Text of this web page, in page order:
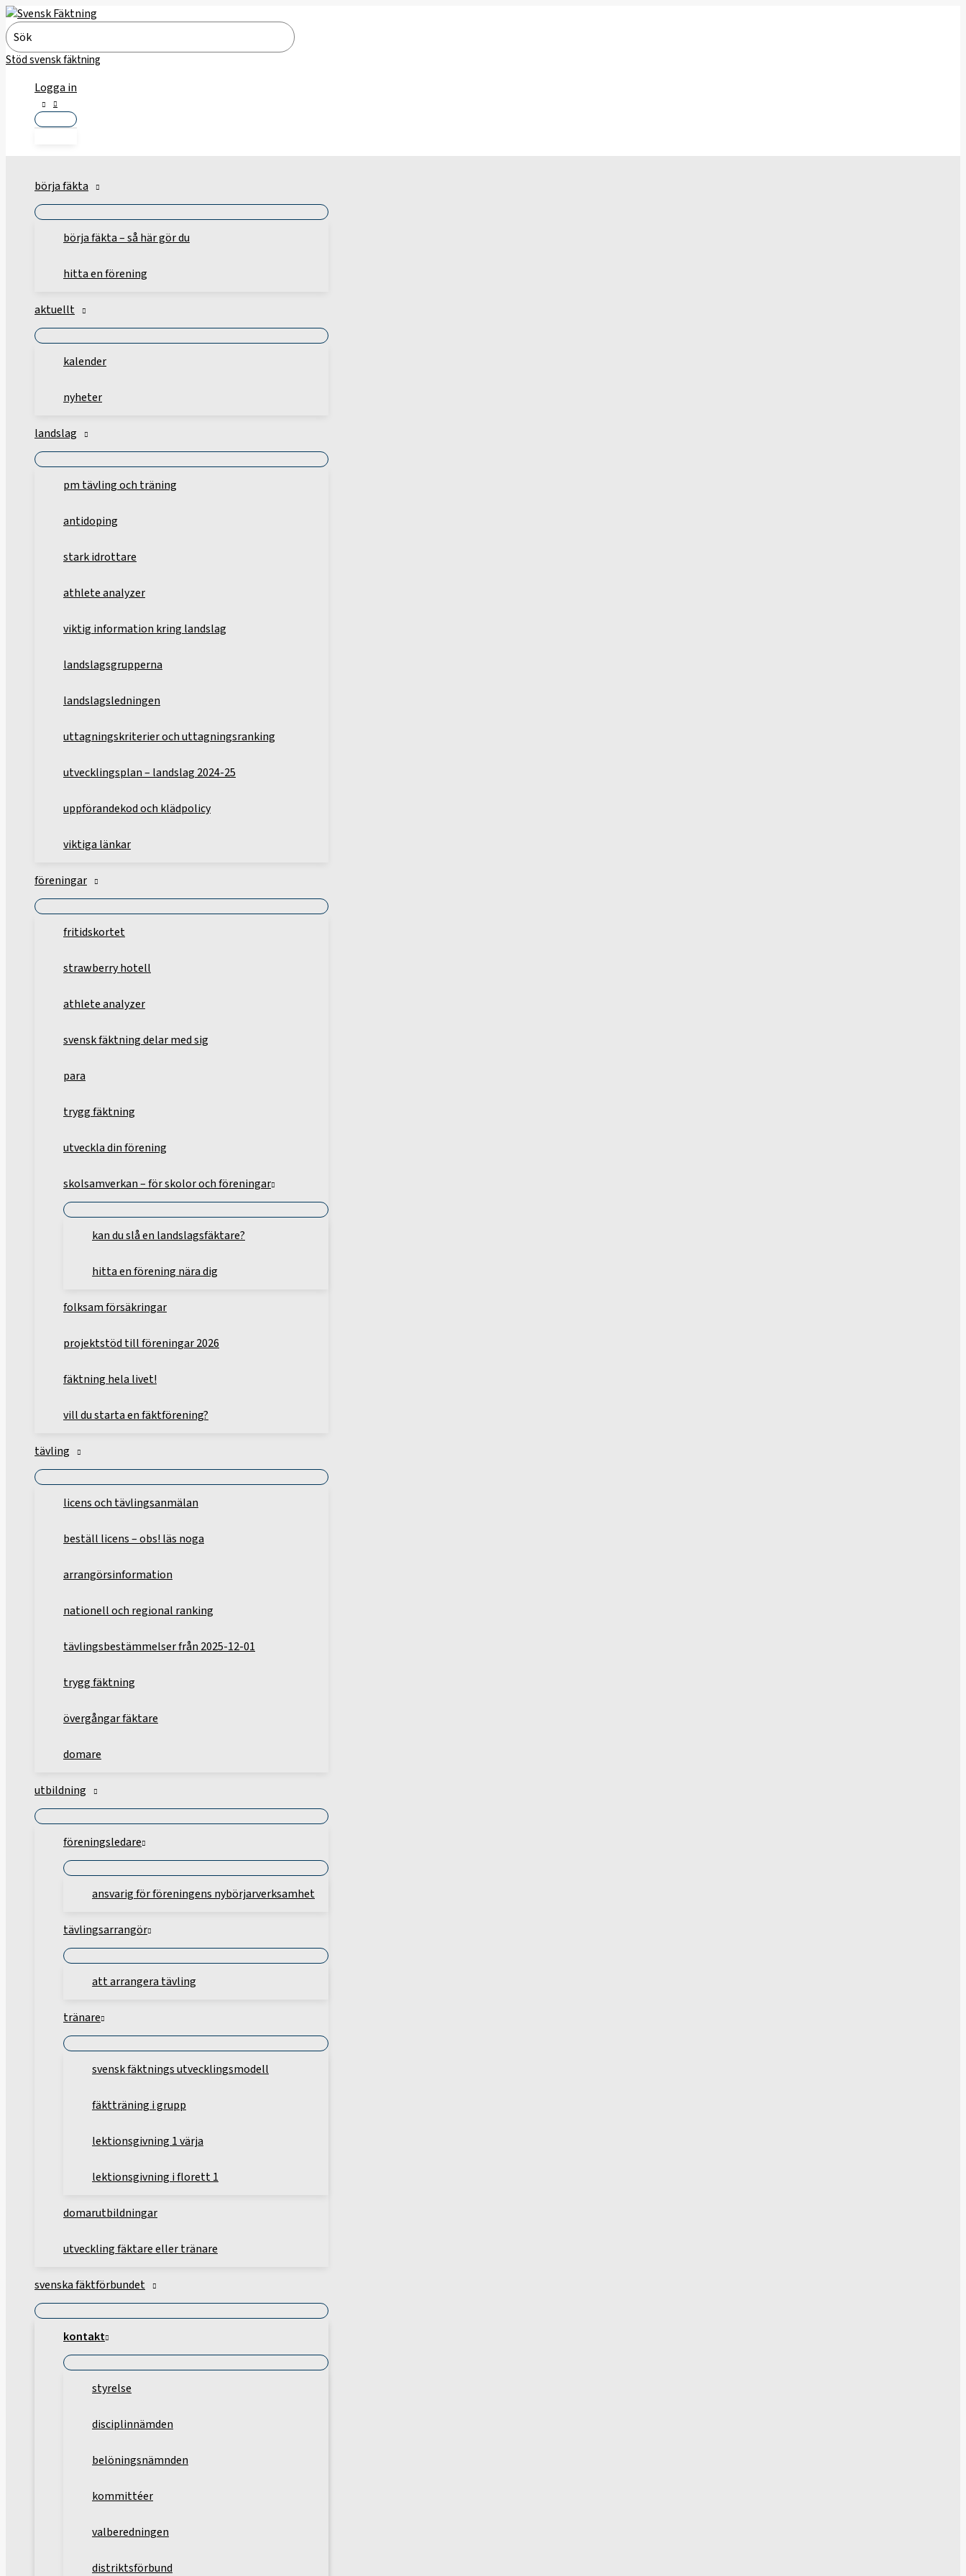
Hoppa
till
innehåll
Search
for:
Stöd svensk fäktning
Logga in
börja fäkta
börja fäkta – så här gör du
hitta en förening
aktuellt
kalender
nyheter
landslag
pm tävling och träning
antidoping
stark idrottare
athlete analyzer
viktig information kring landslag
landslagsgrupperna
landslagsledningen
uttagningskriterier och uttagningsranking
utvecklingsplan – landslag 2024-25
uppförandekod och klädpolicy
viktiga länkar
föreningar
fritidskortet
strawberry hotell
athlete analyzer
svensk fäktning delar med sig
para
trygg fäktning
utveckla din förening
skolsamverkan – för skolor och föreningar
kan du slå en landslagsfäktare?
hitta en förening nära dig
folksam försäkringar
projektstöd till föreningar 2026
fäktning hela livet!
vill du starta en fäktförening?
tävling
licens och tävlingsanmälan
beställ licens – obs! läs noga
arrangörsinformation
nationell och regional ranking
tävlingsbestämmelser från 2025-12-01
trygg fäktning
övergångar fäktare
domare
utbildning
föreningsledare
ansvarig för föreningens nybörjarverksamhet
tävlingsarrangör
att arrangera tävling
tränare
svensk fäktnings utvecklingsmodell
fäktträning i grupp
lektionsgivning 1 värja
lektionsgivning i florett 1
domarutbildningar
utveckling fäktare eller tränare
svenska fäktförbundet
kontakt
styrelse
disciplinnämden
belöningsnämnden
kommittéer
valberedningen
distriktsförbund